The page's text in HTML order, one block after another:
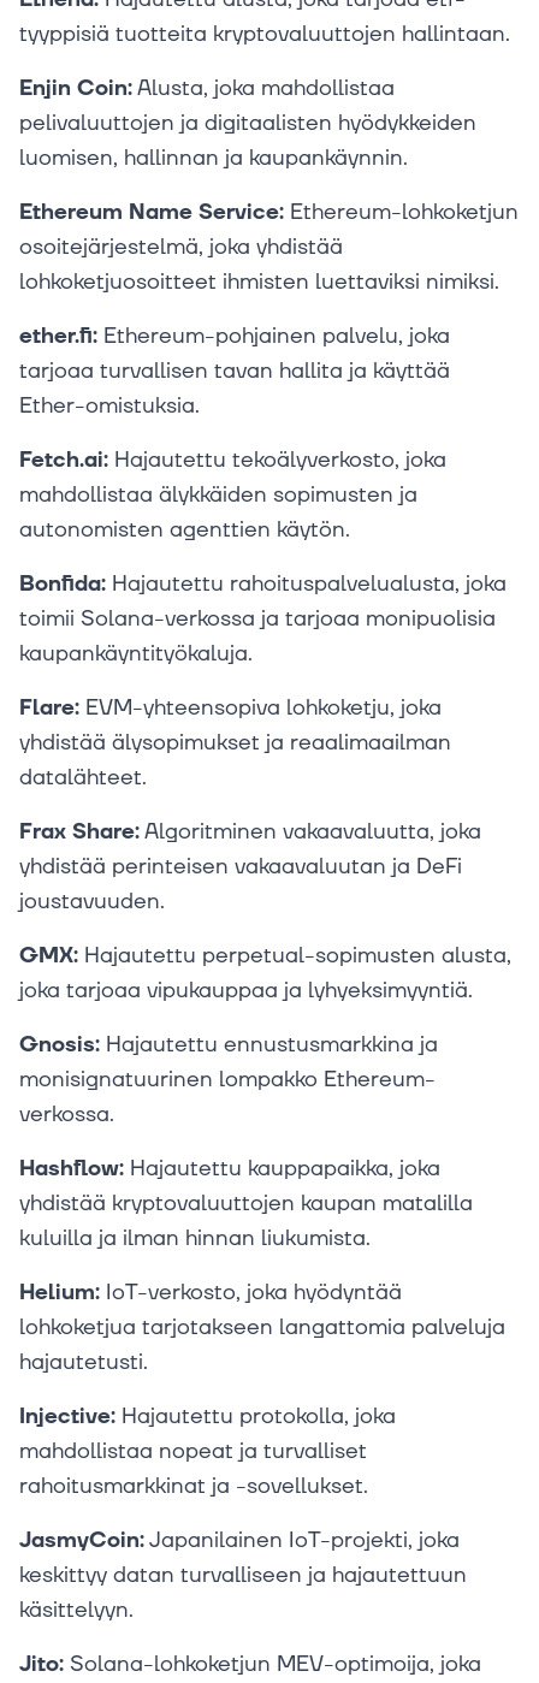
tyyppisiä tuotteita kryptovaluuttojen hallintaan.
Enjin Coin:Alusta, joka mahdollistaa
pelivaluuttojen ja digitaalisten hyödykkeiden
luomisen, hallinnan ja kaupankäynnin.
Ethereum Name Service: Ethereum-lohkoketjun
osoitejärjestelmä, joka yhdistää
lohkoketjuosoitteet ihmisten luettaviksi nimiksi.
ether.fi: Ethereum-pohjainen palvelu, joka
tarjoaa turvallisen tavan hallita ja käyttää
Ether-omistuksia.
Fetch.ai: Hajautettu tekoälyverkosto, joka
mahdollistaa älykkäiden sopimusten ja
autonomisten agenttien käytön.
Bonfida: Hajautettu rahoituspalvelualusta, joka
toimii Solana-verkossa ja tarjoaa monipuolisia
kaupankäyntityökaluja.
Flare: EVM-yhteensopiva lohkoketju, joka
yhdistää älysopimukset ja reaalimaailman
datalähteet.
Frax Share:Algoritminen vakaavaluutta, joka
yhdistää perinteisen vakaavaluutan ja DeFi
joustavuuden.
GMX: Hajautettu perpetual-sopimusten alusta,
joka tarjoaa vipukauppaa ja lyhyeksimyyntiä.
Gnosis: Hajautettu ennustusmarkkina ja
monisignatuurinen lompakko Ethereum-
verkossa.
Hashflow: Hajautettu kauppapaikka, joka
yhdistää kryptovaluuttojen kaupan matalilla
kuluilla ja ilman hinnan liukumista.
Helium: IoT-verkosto, joka hyödyntää
lohkoketjua tarjotakseen langattomia palveluja
hajautetusti.
Injective: Hajautettu protokolla, joka
mahdollistaa nopeat ja turvalliset
rahoitusmarkkinat ja -sovellukset.
JasmyCoin:Japanilainen IoT-projekti, joka
keskittyy datan turvalliseen ja hajautettuun
käsittelyyn.
Jito: Solana-lohkoketjun MEV-optimoija, joka